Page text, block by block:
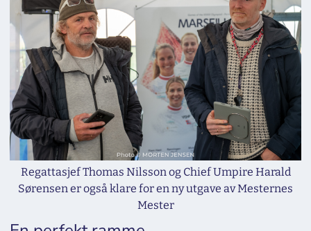
Regattasjef Thomas Nilsson og Chief Umpire Harald
Sørensen er også klare for en ny utgave av Mesternes
Mester